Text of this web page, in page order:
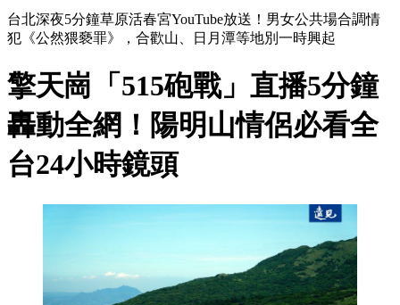
台北深夜5分鐘草原活春宮YouTube放送！男女公共場合調情
犯《公然猥褻罪》，合歡山、日月潭等地別一時興起
擎天崗「515砲戰」直播5分鐘
轟動全網！陽明山情侶必看全
台24小時鏡頭